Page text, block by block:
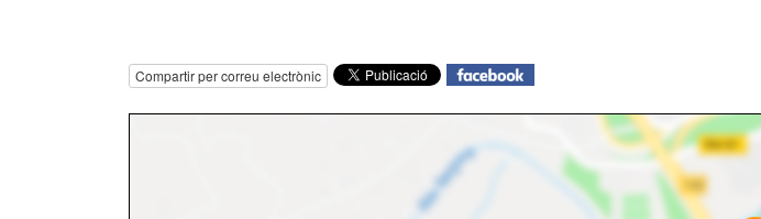
Compartir per correu electrònic